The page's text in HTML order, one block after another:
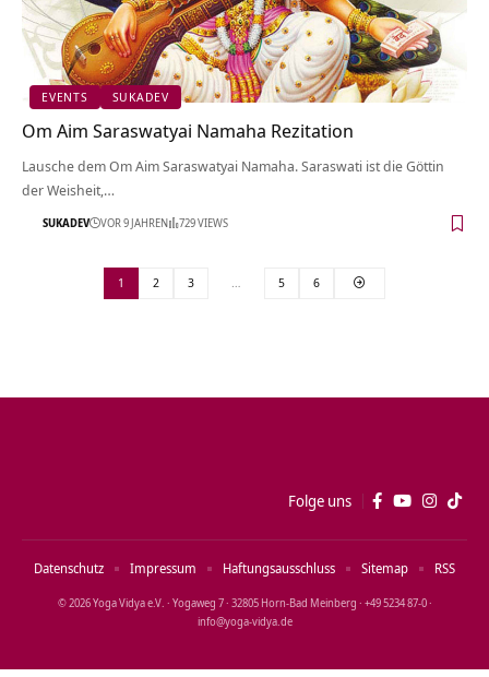
EVENTS SUKADEV
Om Aim Saraswatyai Namaha Rezitation
Lausche dem Om Aim Saraswatyai Namaha. Saraswati ist die Göttin
der Weisheit,…
SUKADEV VOR 9 JAHREN 729 VIEWS
1 2 3 … 5 6
Folge uns
© 2026 Yoga Vidya e.V. · Yogaweg 7 · 32805 Horn‑Bad Meinberg · +49 5234 87‑0 ·
info@yoga‑vidya.de
Datenschutz Impressum Haftungsausschluss Sitemap RSS